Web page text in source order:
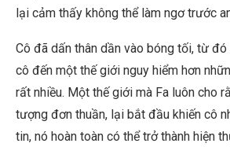
lại cảm thấy không thể làm ngơ trước
Cô đã dấn thân dần vào bóng tối, từ
cô đến một thế giới nguy hiểm hơn
rất nhiều. Một thế giới mà Fa luôn cho
tượng đơn thuần, lại bắt đầu khiến cô
tin, nó hoàn toàn có thể trở thành hiện